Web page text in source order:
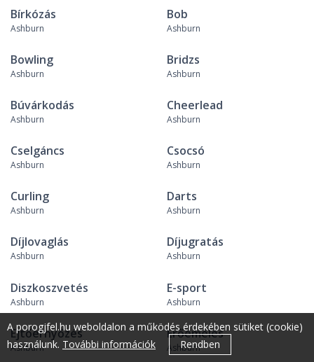
Bírkózás
Ashburn
Bob
Ashburn
Bowling
Ashburn
Bridzs
Ashburn
Búvárkodás
Ashburn
Cheerlead
Ashburn
Cselgáncs
Ashburn
Csocsó
Ashburn
Curling
Ashburn
Darts
Ashburn
Díjlovaglás
Ashburn
Díjugratás
Ashburn
Diszkoszvetés
Ashburn
E-sport
Ashburn
Ejtőernyőzés
Ashburn
Erőemelés
Ashburn
A porogjfel.hu weboldalon a működés érdekében sütiket (cookie)
használunk. További információk Rendben